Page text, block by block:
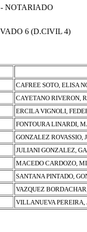
NOTARIADO
6 (D.CIVIL 4)
CAFREE SOTO, ELISA
CAYETANO RIVERON,
ERCILA VIGNOLI,
FONTOURA LINARDI,
GONZALEZ ROVASSIO,
JULIANI GONZALEZ,
MACEDO CARDOZO,
SANTANA PINTADO,
VAZQUEZ
VILLANUEVA PEREIRA,